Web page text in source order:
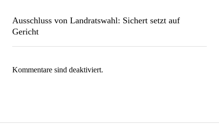
Ausschluss von Landratswahl: Sichert setzt auf
Gericht
Kommentare sind deaktiviert.